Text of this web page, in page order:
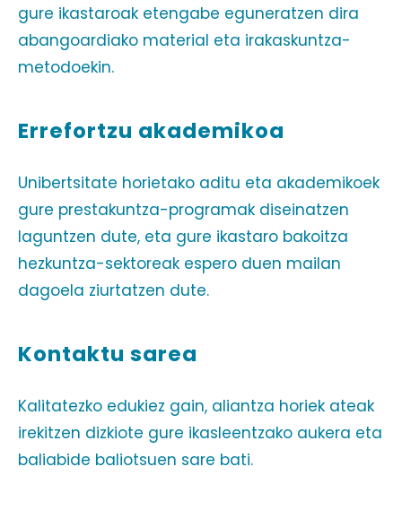
gure ikastaroak etengabe eguneratzen dira
abangoardiako material eta irakaskuntza-
metodoekin.
Errefortzu akademikoa
Unibertsitate horietako aditu eta akademikoek
gure prestakuntza-programak diseinatzen
laguntzen dute, eta gure ikastaro bakoitza
hezkuntza-sektoreak espero duen mailan
dagoela ziurtatzen dute.
Kontaktu sarea
Kalitatezko edukiez gain, aliantza horiek ateak
irekitzen dizkiote gure ikasleentzako aukera eta
baliabide baliotsuen sare bati.